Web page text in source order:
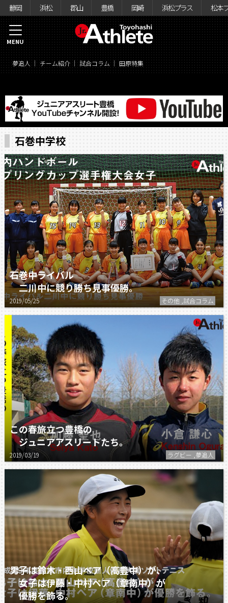
静岡 浜松 郡山 豊橋 岡崎 浜松プラス 松本
夢追人 チーム紹介 試合コラム 田原特集
MENU
石巻中学校
石巻中ライバル
二川中に競り勝ち見事優勝。
2019/05/25 その他 ,試合コラム
この春旅立つ豊橋の
ジュニアアスリートたち。
2019/03/19 ラグビー ,夢追人
男子は鈴木・西山ペア（高豊中）が、
女子は伊藤・中村ペア（章南中）が
優勝を飾る。